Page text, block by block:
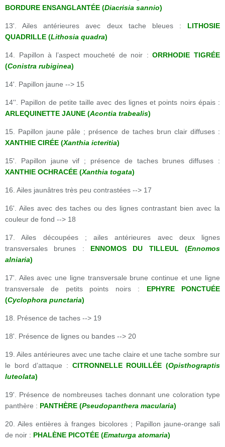
BORDURE ENSANGLANTÉE (Diacrisia sannio)
13'. Ailes antérieures avec deux tache bleues : LITHOSIE
QUADRILLE (Lithosia quadra)
14. Papillon à l’aspect moucheté de noir :ORRHODIE TIGRÉE
(Conistra rubiginea)
14'. Papillon jaune --> 15
14''. Papillon de petite taille avec des lignes et points noirs épais :
ARLEQUINETTE JAUNE (Acontia trabealis)
15. Papillon jaune pâle ; présence de taches brun clair diffuses :
XANTHIE CIRÉE (Xanthia icteritia)
15'. Papillon jaune vif ; présence de taches brunes diffuses :
XANTHIE OCHRACÉE (Xanthia togata)
16. Ailes jaunâtres très peu contrastées --> 17
16'. Ailes avec des taches ou des lignes contrastant bien avec la
couleur de fond --> 18
17. Ailes découpées ; ailes antérieures avec deux lignes
transversales brunes : ENNOMOS DU TILLEUL (Ennomos
alniaria)
17'. Ailes avec une ligne transversale brune continue et une ligne
transversale de petits points noirs : EPHYRE PONCTUÉE
(Cyclophora punctaria)
18. Présence de taches --> 19
18'. Présence de lignes ou bandes --> 20
19. Ailes antérieures avec une tache claire et une tache sombre sur
le bord d’attaque : CITRONNELLE ROUILLÉE (Opisthograptis
luteolata)
19'. Présence de nombreuses taches donnant une coloration type
panthère : PANTHÈRE (Pseudopanthera macularia)
20. Ailes entières à franges bicolores ; Papillon jaune-orange sali
de noir : PHALÈNE PICOTÉE (Ematurga atomaria)